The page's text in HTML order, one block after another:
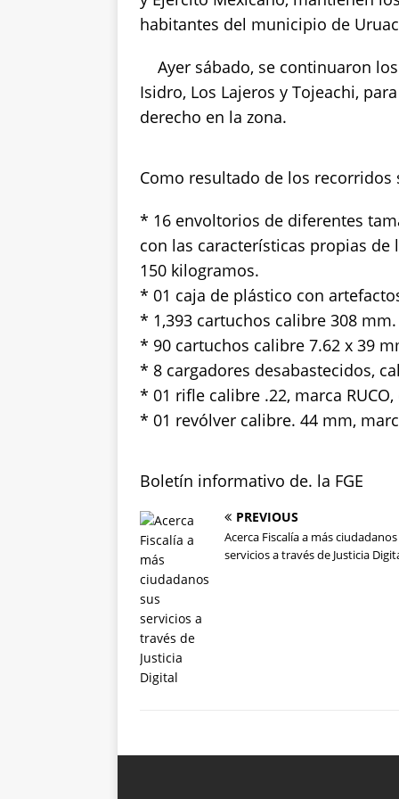
A
p
b
o
k
r Li
k
habitantes del municipio de
Ayer sábado, se continuaron
Isidro, Los Lajeros y Tojeachi,
derecho en la zona.
Como resultado de los
* 16 envoltorios de diferentes
con las características propias
150 kilogramos.
* 01 caja de plástico con
* 1,393 cartuchos calibre 308 mm.
* 90 cartuchos calibre 7.62 x 39
* 8 cargadores desabastecidos,
* 01 rifle calibre .22, marca
* 01 revólver calibre. 44 mm,
Boletín informativo de. la FGE
PREVIOUS
Acerca Fiscalía a más
servicios a través de Justicia